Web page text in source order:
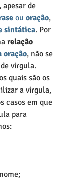
apesar de
ou oração,
sintática. Por
relação
oração, não se
vírgula.
a vírgula,
casos em que
para